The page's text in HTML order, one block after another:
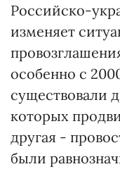
Российско-
изменяет
особенно с
существовали
которых
другая -
были